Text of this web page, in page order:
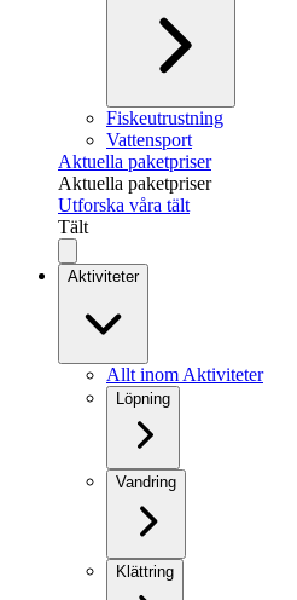
Fiskeutrustning
Vattensport
Aktuella paketpriser
Aktuella paketpriser
Utforska våra tält
Tält
Aktiviteter
Allt inom Aktiviteter
Löpning
Vandring
Klättring